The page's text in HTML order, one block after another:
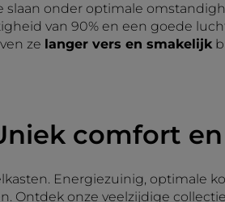
slaan onder optimale
van 90% en een goede
ze langer vers en smakelijk
comfort
Energiezuinig, optimale
Ontdek onze veelzijdige